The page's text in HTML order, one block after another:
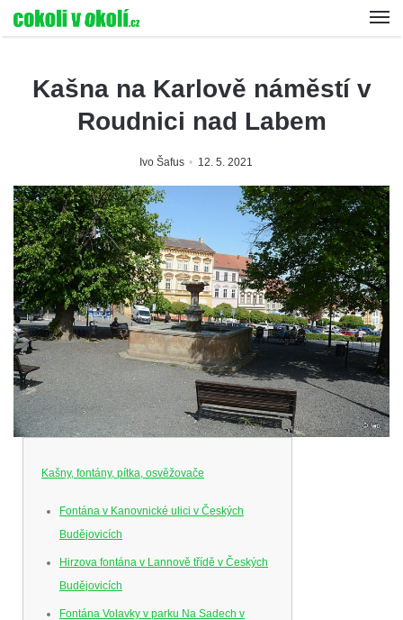
Kašna na Karlově náměstí v
Roudnici nad Labem
Ivo Šafus 12. 5. 2021
Kašny, fontány, pítka, osvěžovače
Fontána v Kanovnické ulici v Českých
Budějovicích
Hirzova fontána v Lannově třídě v Českých
Budějovicích
Fontána Volavky v parku Na Sadech v